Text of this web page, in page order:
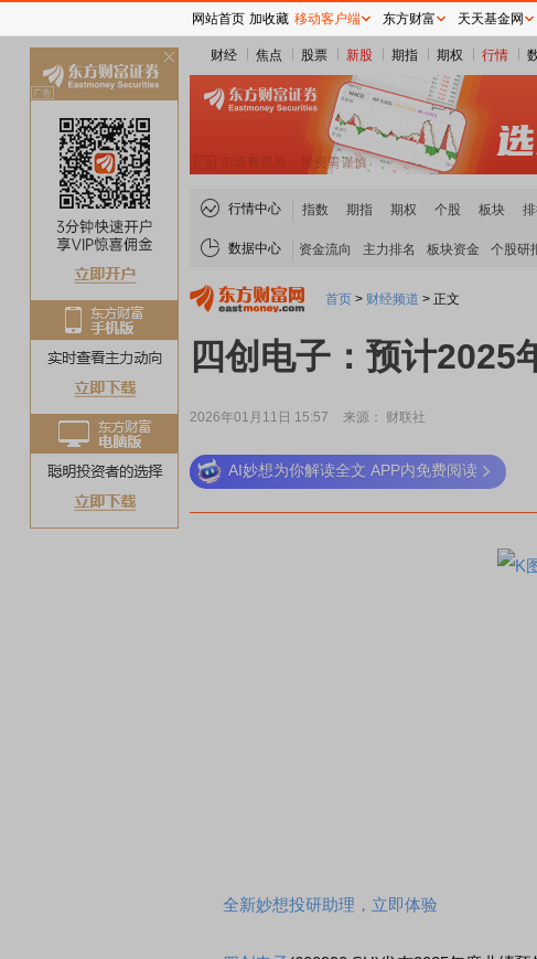
财经 焦点 股票 新股 期指 期权 行情
行情中心 指数 期指 期权 个股 板块
数据中心 资金流向 主力排名 板块资金 个股研
首页 > 财经频道 > 正文
四创电子：预计2025
2026年01月11日 15:57 来源： 财联社
AI妙想为你解读全文 APP内免费阅读
全新妙想投研助理，立即体验
网站首页 加收藏 移动客户端 东方财富 天天基金网
关